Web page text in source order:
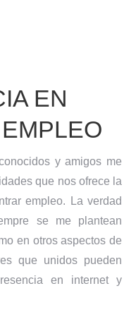
EN
y amigos me
que nos ofrece la
empleo. La verdad
se me plantean
en otros aspectos de
que unidos pueden
en internet y